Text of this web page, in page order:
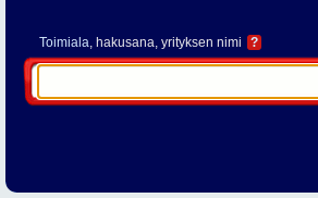
Toimiala, hakusana, yrityksen nimi ?